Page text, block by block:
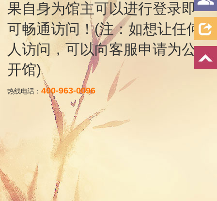
果自身为馆主可以进行登录即
可畅通访问！(注：如想让任何
人访问，可以向客服申请为公
开馆)
热线电话： 400-963-0096